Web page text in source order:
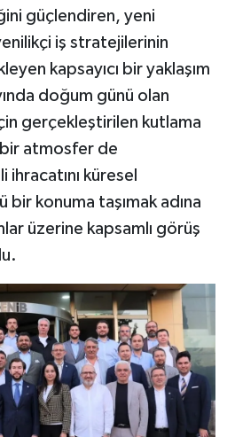
güçlendiren, yeni
iş stratejilerinin
kapsayıcı bir yaklaşım
doğum günü olan
gerçekleştirilen kutlama
atmosfer de
ihracatını küresel
konuma taşımak adına
üzerine kapsamlı görüş